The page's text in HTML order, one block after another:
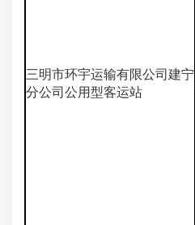
三明市环宇运输有限公司建宁
分公司公用型客运站